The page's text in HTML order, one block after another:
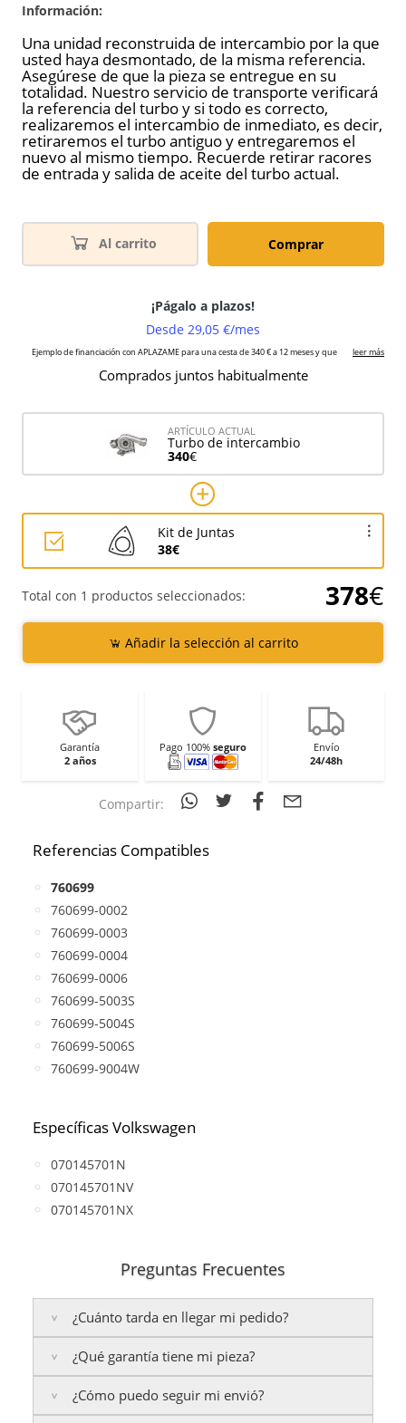
Información:
Una unidad reconstruida de intercambio por la que
usted haya desmontado, de la misma referencia.
Asegúrese de que la pieza se entregue en su
totalidad. Nuestro servicio de transporte verificará
la referencia del turbo y si todo es correcto,
realizaremos el intercambio de inmediato, es decir,
retiraremos el turbo antiguo y entregaremos el
nuevo al mismo tiempo. Recuerde retirar racores
de entrada y salida de aceite del turbo actual.
Al carrito Comprar
Comprados juntos habitualmente
ARTÍCULO ACTUAL
Turbo de intercambio
340€
Kit de Juntas
38€
Total con 1 productos seleccionados: 378€
Añadir la selección al carrito
Garantía
2 años
Pago 100% seguro
Envío
24/48h
Compartir:
Referencias Compatibles
760699
760699-0002
760699-0003
760699-0004
760699-0006
760699-5003S
760699-5004S
760699-5006S
760699-9004W
Específicas Volkswagen
070145701N
070145701NV
070145701NX
Preguntas Frecuentes
¿Cuánto tarda en llegar mi pedido?
Península: Entregamos en un plazo estimado de
a 48 horas laborables, si realizas tu pedido antes de
las
17:00 h.
¿Qué garantía tiene mi pieza?
La garantía varía según el tipo de producto:
¿Cómo puedo seguir mi envió?